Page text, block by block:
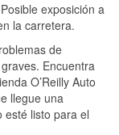
exposición a
la carretera.
de
Encuentra
O’Reilly Auto
llegue una
listo para el